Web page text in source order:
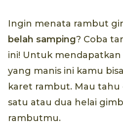
Ingin menata rambut
belah samping? Coba
ini! Untuk
yang manis ini kamu
karet rambut. Mau tahu
satu atau dua helai
rambutmu.